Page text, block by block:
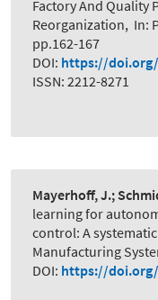
Factory And Quality
Reorganization, In:
pp.162-167
DOI: https://doi.org/
ISSN: 2212-8271
Mayerhoff, J.;
learning for
control: A
Manufacturing
DOI: https://doi.org/